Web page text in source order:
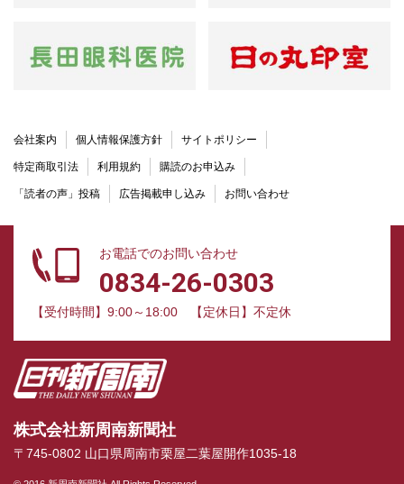
会社案内 個人情報保護方針 サイトポリシー
特定商取引法 利用規約 購読のお申込み
「読者の声」投稿 広告掲載申し込み お問い合わせ
お電話でのお問い合わせ
0834-26-0303
【受付時間】9:00～18:00 【定休日】不定休
株式会社新周南新聞社
〒745-0802 山口県周南市栗屋二葉屋開作1035-18